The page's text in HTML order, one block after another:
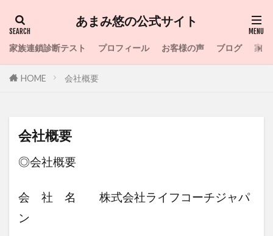
あまみ悠の公式サイト
家族連鎖診断テスト プロフィール お客様の声 ブログ 家
HOME 会社概要
会社概要
◎会社概要
会 社 名 株式会社ライフコーチジャパ
ン